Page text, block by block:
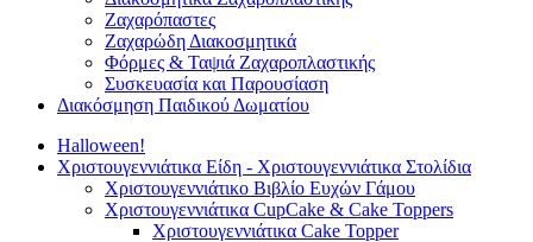
Ζαχαρόπαστες
Ζαχαρώδη Διακοσμητικά
Φόρμες & Ταψιά Ζαχαροπλαστικής
Συσκευασία και Παρουσίαση
Διακόσμηση Παιδικού Δωματίου
Halloween!
Χριστουγεννιάτικα Είδη - Χριστουγεννιάτικα Στολίδια
Χριστουγεννιάτικο Βιβλίο Ευχών Γάμου
Χριστουγεννιάτικα CupCake & Cake Toppers
Χριστουγεννιάτικα Cake Topper